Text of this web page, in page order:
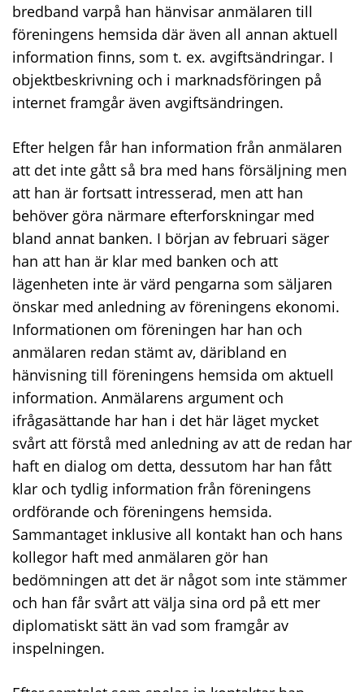
bredband varpå han hänvisar anmälaren till
föreningens hemsida där även all annan aktuell
information finns, som t. ex. avgiftsändringar. I
objektbeskrivning och i marknadsföringen på
internet framgår även avgiftsändringen.
Efter helgen får han information från anmälaren
att det inte gått så bra med hans försäljning men
att han är fortsatt intresserad, men att han
behöver göra närmare efterforskningar med
bland annat banken. I början av februari säger
han att han är klar med banken och att
lägenheten inte är värd pengarna som säljaren
önskar med anledning av föreningens ekonomi.
Informationen om föreningen har han och
anmälaren redan stämt av, däribland en
hänvisning till föreningens hemsida om aktuell
information. Anmälarens argument och
ifrågasättande har han i det här läget mycket
svårt att förstå med anledning av att de redan har
haft en dialog om detta, dessutom har han fått
klar och tydlig information från föreningens
ordförande och föreningens hemsida.
Sammantaget inklusive all kontakt han och hans
kollegor haft med anmälaren gör han
bedömningen att det är något som inte stämmer
och han får svårt att välja sina ord på ett mer
diplomatiskt sätt än vad som framgår av
inspelningen.